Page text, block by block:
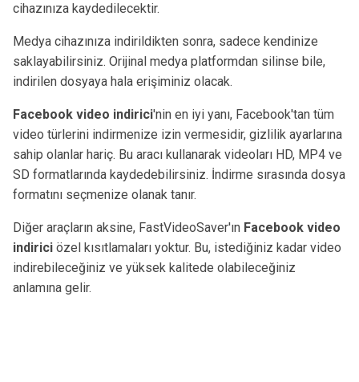
cihazınıza kaydedilecektir.
Medya cihazınıza indirildikten sonra, sadece kendinize
saklayabilirsiniz. Orijinal medya platformdan silinse bile,
indirilen dosyaya hala erişiminiz olacak.
Facebook video indirici'nin en iyi yanı, Facebook'tan tüm
video türlerini indirmenize izin vermesidir, gizlilik ayarlarına
sahip olanlar hariç. Bu aracı kullanarak videoları HD, MP4 ve
SD formatlarında kaydedebilirsiniz. İndirme sırasında dosya
formatını seçmenize olanak tanır.
Diğer araçların aksine, FastVideoSaver'ın Facebook video
indirici özel kısıtlamaları yoktur. Bu, istediğiniz kadar video
indirebileceğiniz ve yüksek kalitede olabileceğiniz
anlamına gelir.